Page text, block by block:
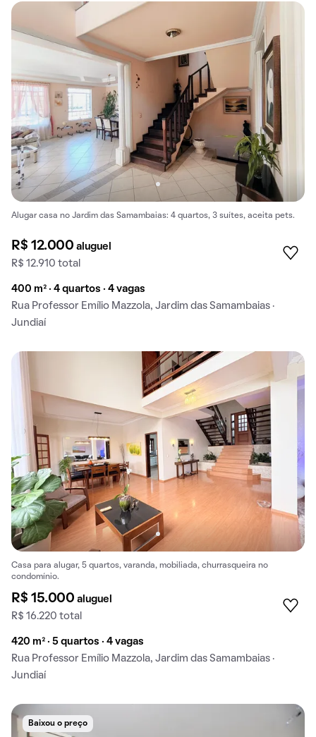
Alugar casa no Jardim das Samambaias: 4 quartos, 3 suítes, aceita pets.
R$ 12.000aluguel
R$ 12.910 total
400 m² · 4 quartos · 4 vagas
Rua Professor Emílio Mazzola, Jardim das Samambaias ·
Jundiaí
Casa para alugar, 5 quartos, varanda, mobiliada, churrasqueira no
condomínio.
R$ 15.000aluguel
R$ 16.220 total
420 m² · 5 quartos · 4 vagas
Rua Professor Emílio Mazzola, Jardim das Samambaias ·
Jundiaí
Baixou o preço